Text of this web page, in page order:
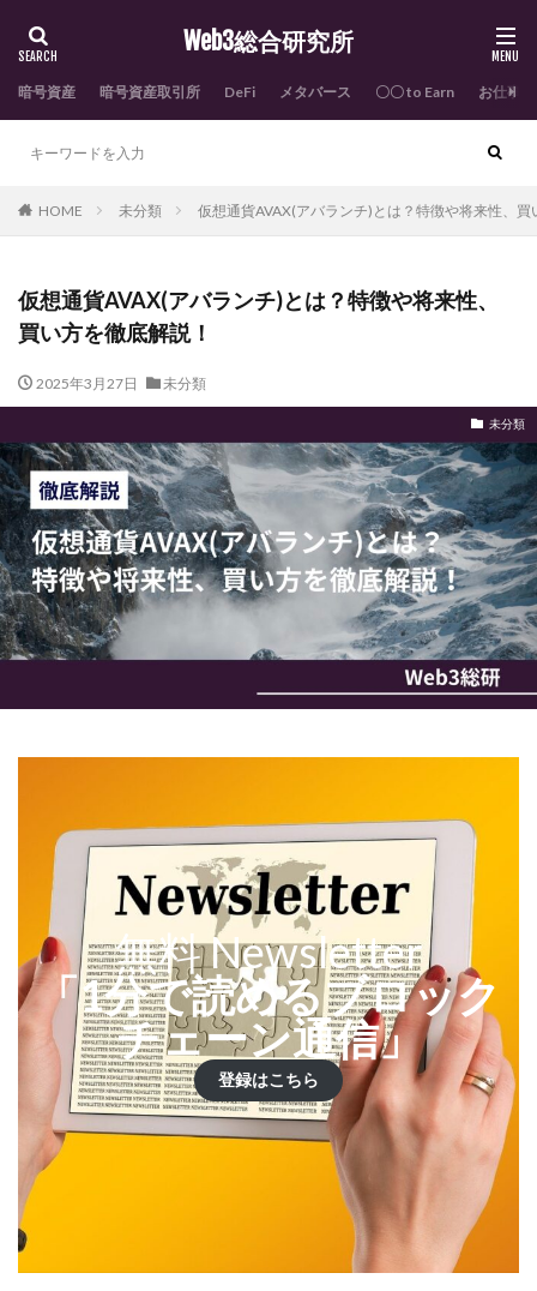
Web3総合研究所
暗号資産 暗号資産取引所 DeFi メタバース 〇〇 to Earn お仕事
HOME 未分類 仮想通貨AVAX(アバランチ)とは？特徴や将来性、買
仮想通貨AVAX(アバランチ)とは？特徴や将来性、
買い方を徹底解説！
2025年3月27日 未分類
未分類
無料 Newsletter
「1分で読めるブロック
チェーン通信」
登録はこちら